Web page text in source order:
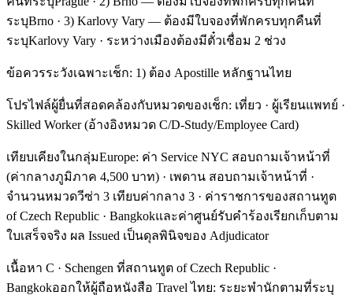
ระบุBrno · 3) Karlovy Vary — ต้องมีใบจองที่พักครบทุกคืนที่
ระบุKarlovy Vary · ระหว่างเมืองต้องมีตั๋วเชื่อม 2 ช่วง
ข้อควรระวังเฉพาะเช็ก: 1) ต้อง Apostille หลักฐานไทย
โปรไฟล์ผู้ยื่นที่สอดคล้องกับหมวดของเช็ก: เที่ยว · ผู้เรียนแพทย์ ·
Skilled Worker (อ้างอิงหมวด C/D-Study/Employee Card)
เทียบเคียงในกลุ่มEurope: ค่า Service NYC สอบถามเจ้าหน้าที่
(ค่ากลางภูมิภาค 4,500 บาท) · เพดาน สอบถามเจ้าหน้าที่ ·
จำนวนหมวดวีซ่า 3 เทียบค่ากลาง 3 · ค่าราชการของสถานทูต
of Czech Republic · Bangkokและค่าศูนย์รับคำร้องเรียกเก็บตาม
ใบเสร็จจริง ผล Issued เป็นดุลพินิจของ Adjudicator
เนื้อหา C · Schengen ที่สถานทูต of Czech Republic ·
Bangkokออกให้ผู้ถือหนังสือ Travel ไทย: ระยะพำนักตามที่ระบุ